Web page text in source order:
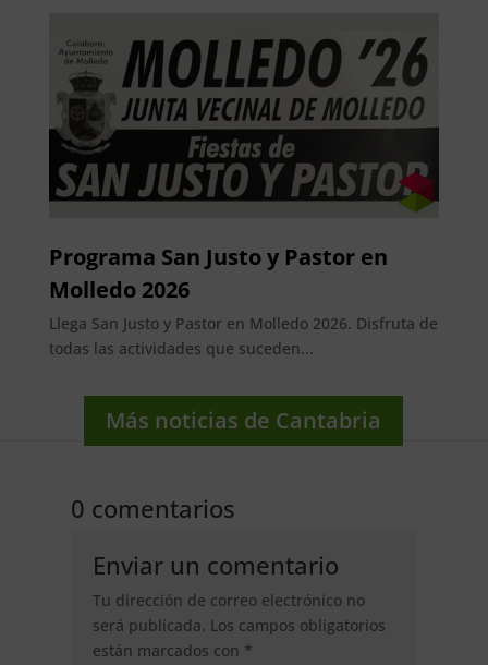
Programa San Justo y Pastor en
Molledo 2026
Llega San Justo y Pastor en Molledo 2026. Disfruta de
todas las actividades que suceden...
Más noticias de Cantabria
0 comentarios
Enviar un comentario
Tu dirección de correo electrónico no
será publicada. Los campos obligatorios
están marcados con *